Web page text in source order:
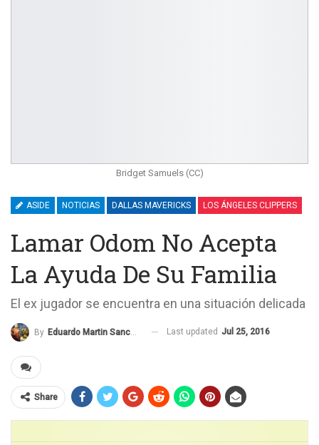
Bridget Samuels (CC)
ASIDE NOTICIAS DALLAS MAVERICKS LOS ÁNGELES CLIPPERS
Lamar Odom No Acepta
La Ayuda De Su Familia
El ex jugador se encuentra en una situación delicada
By Eduardo Martin Sanchez Last updated Jul 25, 2016
Share